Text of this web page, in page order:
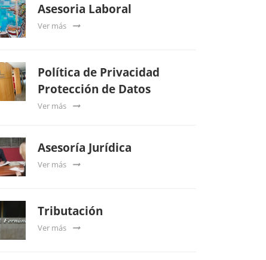
Asesoria Laboral
Ver más
Política de Privacidad
Protección de Datos
Ver más
Asesoría Jurídica
Ver más
Tributación
Ver más